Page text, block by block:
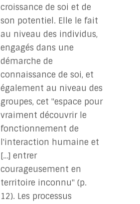
croissance de soi et de
son potentiel. Elle le fait
au niveau des individus,
engagés dans une
démarche de
connaissance de soi, et
également au niveau des
groupes, cet "espace pour
vraiment découvrir le
fonctionnement de
l'interaction humaine et
[…] entrer
courageusement en
territoire inconnu" (p.
12). Les processus